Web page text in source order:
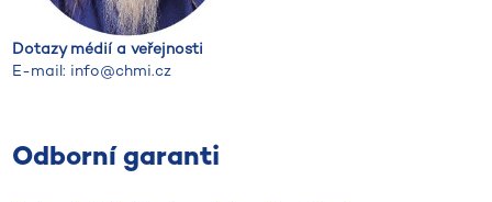
Dotazy médií a veřejnosti
E-mail: info@chmi.cz
Odborní garanti